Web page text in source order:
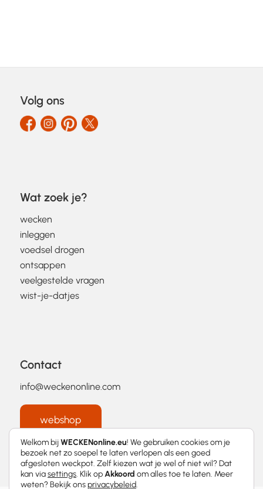
Volg ons
Wat zoek je?
wecken
inleggen
voedsel drogen
ontsappen
veelgestelde vragen
wist-je-datjes
Contact
info@weckenonline.com
webshop
Welkom bijWECKENonline.eu! We gebruiken cookies om je
bezoek net zo soepel te laten verlopen als een goed
afgesloten weckpot. Zelf kiezen wat je wel of niet wil? Dat
kan viasettings. Klik opAkkoord om alles toe te laten. Meer
weten? Bekijk onsprivacybeleid.